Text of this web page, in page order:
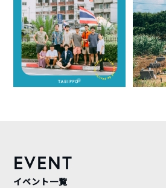
EVENT
イベント一覧